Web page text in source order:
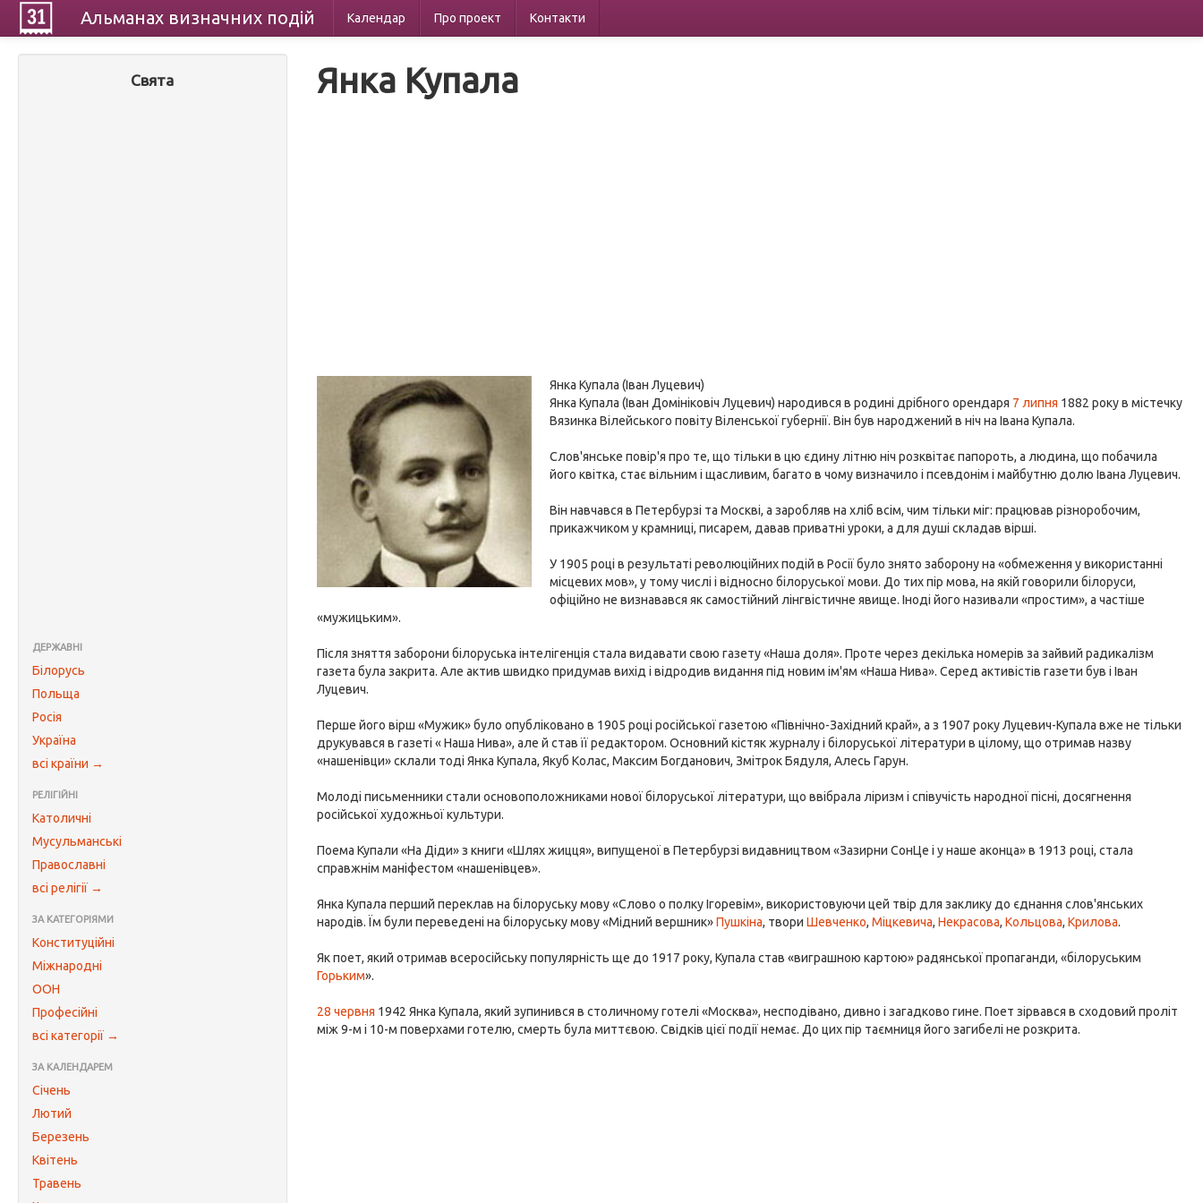
Альманах визначних подій Календар Про проект Контакти
Свята
ДЕРЖАВНІ
Білорусь
Польща
Росія
Україна
всі країни →
РЕЛІГІЙНІ
Католичні
Мусульманські
Православні
всі релігії →
ЗА КАТЕГОРІЯМИ
Конституційні
Міжнародні
ООН
Професійні
всі категорії →
ЗА КАЛЕНДАРЕМ
Січень
Лютий
Березень
Квітень
Травень
Янка Купала
Янка Купала (Іван Луцевич)
Янка Купала (Іван Домініковіч Луцевич) народився в родині дрібного орендаря 7 липня 1882 року в містечку
Вязинка Вілейського повіту Віленської губернії. Він був народжений в ніч на Івана Купала.
Слов'янське повір'я про те, що тільки в цю єдину літню ніч розквітає папороть, а людина, що побачила
його квітка, стає вільним і щасливим, багато в чому визначило і псевдонім і майбутню долю Івана Луцевич.
Він навчався в Петербурзі та Москві, а заробляв на хліб всім, чим тільки міг: працював різноробочим,
прикажчиком у крамниці, писарем, давав приватні уроки, а для душі складав вірші.
У 1905 році в результаті революційних подій в Росії було знято заборону на «обмеження у використанні
місцевих мов», у тому числі і відносно білоруської мови. До тих пір мова, на якій говорили білоруси,
офіційно не визнавався як самостійний лінгвістичне явище. Іноді його називали «простим», а частіше
«мужицьким».
Після зняття заборони білоруська інтелігенція стала видавати свою газету «Наша доля». Проте через декілька номерів за зайвий радикалізм
газета була закрита. Але актив швидко придумав вихід і відродив видання під новим ім'ям «Наша Нива». Серед активістів газети був і Іван
Луцевич.
Перше його вірш «Мужик» було опубліковано в 1905 році російської газетою «Північно-Західний край», а з 1907 року Луцевич-Купала вже не тільки
друкувався в газеті « Наша Нива», але й став її редактором. Основний кістяк журналу і білоруської літератури в цілому, що отримав назву
«нашенівци» склали тоді Янка Купала, Якуб Колас, Максим Богданович, Змітрок Бядуля, Алесь Гарун.
Молоді письменники стали основоположниками нової білоруської літератури, що ввібрала ліризм і співучість народної пісні, досягнення
російської художньої культури.
Поема Купали «На Діди» з книги «Шлях жицця», випущеної в Петербурзі видавництвом «Зазирни СонЦе i у наше аконца» в 1913 році, стала
справжнім маніфестом «нашенівцев».
Янка Купала перший переклав на білоруську мову «Слово о полку Ігоревім», використовуючи цей твір для заклику до єднання слов'янських
народів. Їм були переведені на білоруську мову «Мідний вершник»Пушкіна, твориШевченко,Міцкевича,Некрасова,Кольцова,Крилова.
Як поет, який отримав всеросійську популярність ще до 1917 року, Купала став «виграшною картою» радянської пропаганди, «білоруським
Горьким».
28 червня 1942 Янка Купала, який зупинився в столичному готелі «Москва», несподівано, дивно і загадково гине. Поет зірвався в сходовий проліт
між 9-м і 10-м поверхами готелю, смерть була миттєвою. Свідків цієї події немає. До цих пір таємниця його загибелі не розкрита.